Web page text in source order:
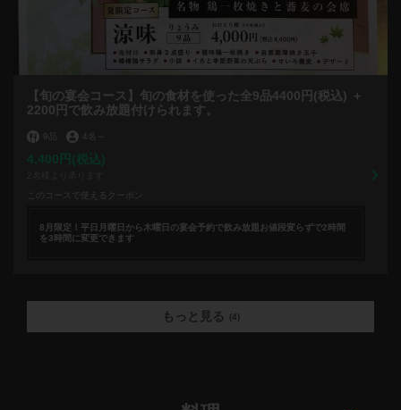
【旬の宴会コース】旬の食材を使った全9品4400円(税込) ＋
2200円で飲み放題付けられます。
9品 4名
4,400円 (税込)
このコースで使えるクーポン
8月限定！平日月曜日から木曜日の宴会予約で飲み放題お値段変らずで2時間
を3時間に変更できます
もっと見る (4)